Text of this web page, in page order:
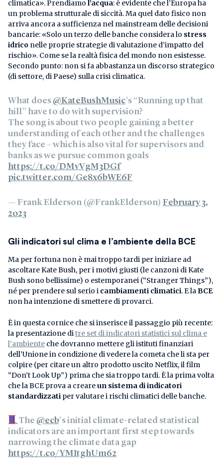
climatica». Prendiamo l’acqua: è evidente che l’Europa ha
un problema strutturale di siccità. Ma quel dato fisico non
arriva ancora a sufficienza nel mainstream delle decisioni
bancarie: «Solo un terzo delle banche considera lo stress
idrico nelle proprie strategie di valutazione d’impatto del
rischio». Come se la realtà fisica del mondo non esistesse.
Secondo punto: non si fa abbastanza un discorso strategico
(di settore, di Paese) sulla crisi climatica.
What does @KateBushMusic’s “Running up that
hill” have to do with supervision?
The song is about two people gaining a better
understanding of each other and the challenges
they face – which is also vital for supervisors and
banks as we pursue common goals
https://t.co/DMvVgM3DGf
pic.twitter.com/Ge8x6bWE6F
— Frank Elderson (@FrankElderson) February 3,
2023
Gli indicatori sul clima e l’ambiente della BCE
Ma per fortuna non è mai troppo tardi per iniziare ad
ascoltare Kate Bush, per i motivi giusti (le canzoni di Kate
Bush sono bellissime) o estemporanei (“Stranger Things”),
né per prendere sul serio i cambiamenti climatici. E laBCE
non ha intenzione di smettere di provarci.
È in questa cornice che si inserisce il passaggio più recente:
la presentazione ditre set di indicatori statistici sul clima e
l’ambiente che dovranno mettere gli istituti finanziari
dell’Unione in condizione di vedere la cometa che li sta per
colpire (per citare un altro prodotto uscito Netflix, il film
“Don’t Look Up”) prima che sia troppo tardi. È la prima volta
che la BCE prova a creareun sistema di indicatori
standardizzati per valutare i rischi climatici delle banche.
The @ecb's initial climate-related statistical
indicators are an important first step towards
narrowing the climate data gap
https://t.co/YMItghUm62